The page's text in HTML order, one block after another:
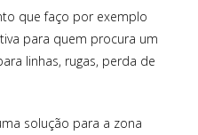
que faço por exemplo
para quem procura um
linhas, rugas, perda de
solução para a zona